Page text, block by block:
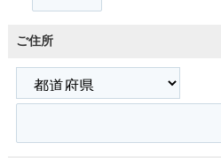
ご住所